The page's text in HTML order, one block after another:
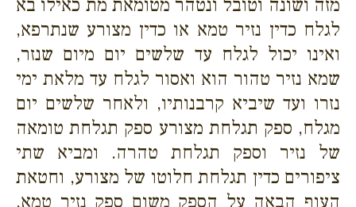
מזה ושונה וטובל ונטהר מטומאת מת כאילו בא
לגלח כדין נזיר טמא או כדין מצורע שנתרפא,
ואינו יכול לגלח עד שלשים יום מיום שנזר,
שמא נזיר טהור הוא ואסור לגלח עד מלאת ימי
נזרו ועד שיביא קרבנותיו, ולאחר שלשים יום
מגלח, ספק תגלחת מצורע ספק תגלחת טומאה
של נזיר וספק תגלחת טהרה. ומביא שתי
ציפורים כדין תגלחת חלוטו של מצורע, וחטאת
העוף הבאה על הספק משום ספק נזיר טמא,